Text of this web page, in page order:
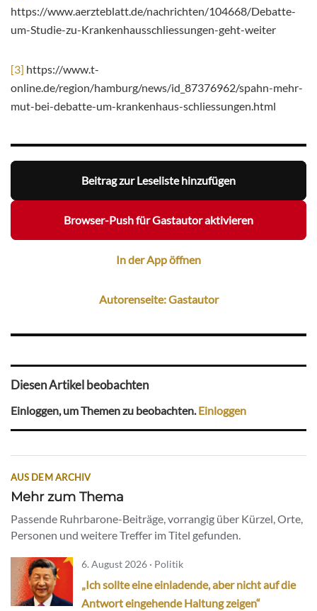
https://www.aerzteblatt.de/nachrichten/104668/Debatte-
um-Studie-zu-Krankenhausschliessungen-geht-weiter
[3] https://www.t-
online.de/region/hamburg/news/id_87376962/spahn-mehr-
mut-bei-debatte-um-krankenhaus-schliessungen.html
Beitrag zur Leseliste hinzufügen
Browser-Push für Gastautor aktivieren
In der App öffnen
Autorenseite: Gastautor
Diesen Artikel beobachten
Einloggen, um Themen zu beobachten. Einloggen
AUS DEM ARCHIV
Mehr zum Thema
Passende Ruhrbarone-Beiträge, vorrangig über Kürzel, Orte,
Personen und weitere Treffer im Titel gefunden.
6. August 2026 · Politik
„Ich sollte eine einladende, aber nicht auf die
Antwort eingehende Haltung zeigen“